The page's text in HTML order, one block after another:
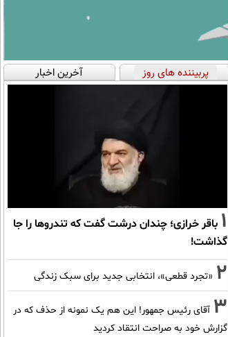
پربیننده های روز آخرین اخبار
1 باقر خرازی؛ چندان درشت گفت که تندروها را جا
گذاشت!
2 «تجرد قطعی»، انتخابی جدید برای سبک زندگی
3 آقای رئیس جمهور! این هم یک نمونه از حذف که در
گزارش خود به صراحت انتقاد کردید